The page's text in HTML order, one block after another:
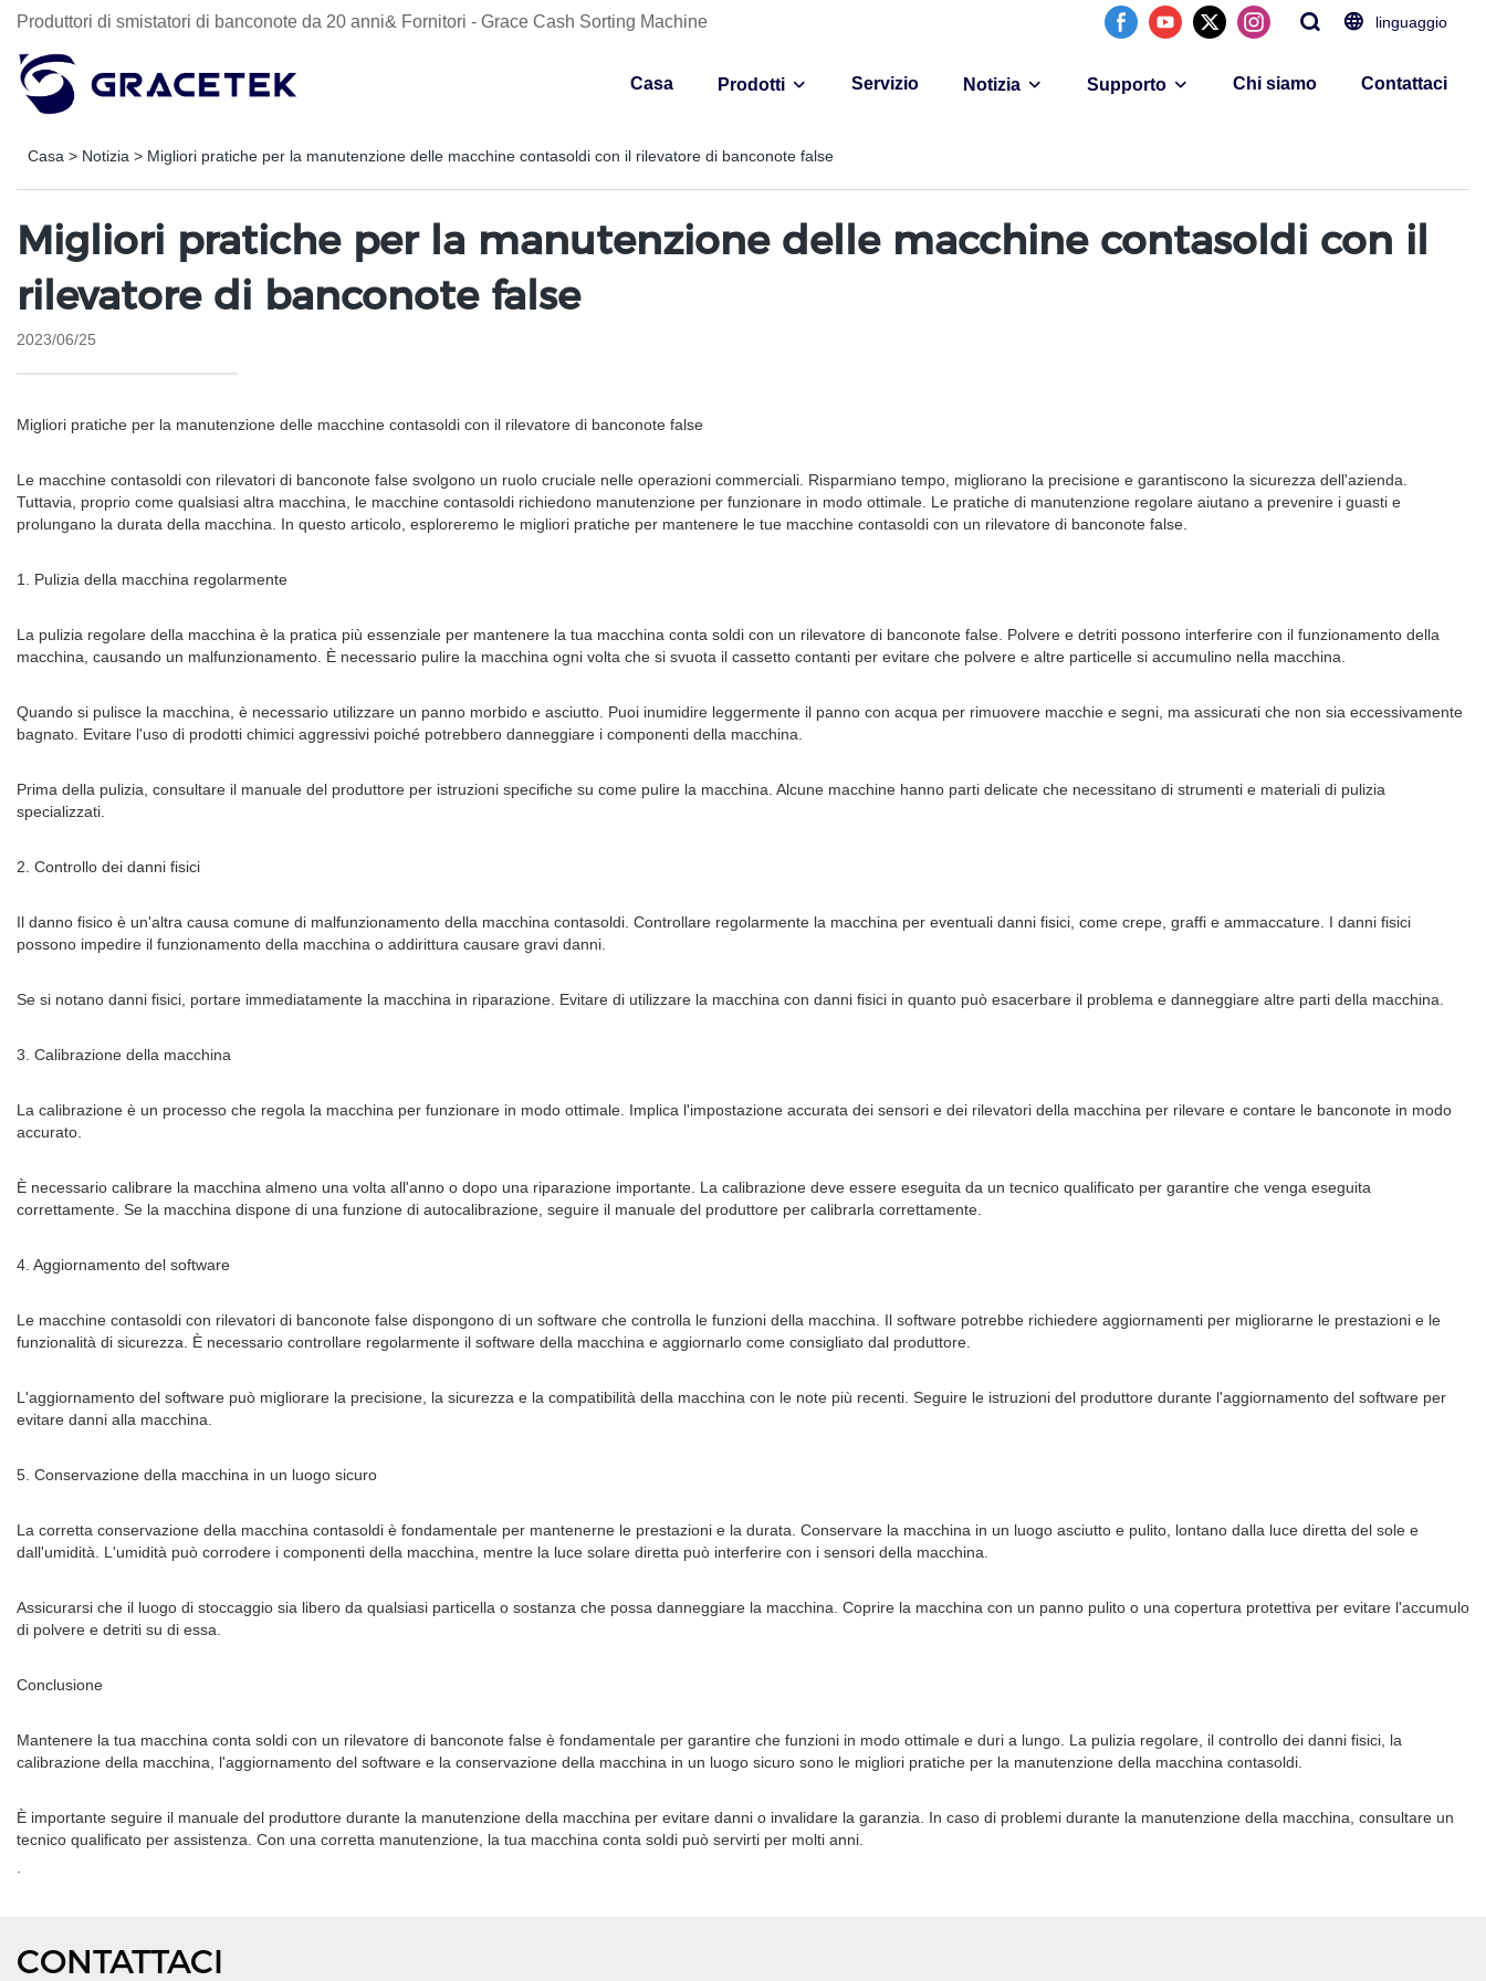
Produttori di smistatori di banconote da 20 anni& Fornitori - Grace Cash Sorting Machine linguaggio
Casa Prodotti Servizio Notizia Supporto Chi siamo Contattaci
Casa > Notizia > Migliori pratiche per la manutenzione delle macchine contasoldi con il rilevatore di banconote false
Migliori pratiche per la manutenzione delle macchine contasoldi con il
rilevatore di banconote false
2023/06/25
Migliori pratiche per la manutenzione delle macchine contasoldi con il rilevatore di banconote false
Le macchine contasoldi con rilevatori di banconote false svolgono un ruolo cruciale nelle operazioni commerciali. Risparmiano tempo, migliorano la precisione e garantiscono la sicurezza dell'azienda.
Tuttavia, proprio come qualsiasi altra macchina, le macchine contasoldi richiedono manutenzione per funzionare in modo ottimale. Le pratiche di manutenzione regolare aiutano a prevenire i guasti e
prolungano la durata della macchina. In questo articolo, esploreremo le migliori pratiche per mantenere le tue macchine contasoldi con un rilevatore di banconote false.
1. Pulizia della macchina regolarmente
La pulizia regolare della macchina è la pratica più essenziale per mantenere la tua macchina conta soldi con un rilevatore di banconote false. Polvere e detriti possono interferire con il funzionamento della
macchina, causando un malfunzionamento. È necessario pulire la macchina ogni volta che si svuota il cassetto contanti per evitare che polvere e altre particelle si accumulino nella macchina.
Quando si pulisce la macchina, è necessario utilizzare un panno morbido e asciutto. Puoi inumidire leggermente il panno con acqua per rimuovere macchie e segni, ma assicurati che non sia eccessivamente
bagnato. Evitare l'uso di prodotti chimici aggressivi poiché potrebbero danneggiare i componenti della macchina.
Prima della pulizia, consultare il manuale del produttore per istruzioni specifiche su come pulire la macchina. Alcune macchine hanno parti delicate che necessitano di strumenti e materiali di pulizia
specializzati.
2. Controllo dei danni fisici
Il danno fisico è un'altra causa comune di malfunzionamento della macchina contasoldi. Controllare regolarmente la macchina per eventuali danni fisici, come crepe, graffi e ammaccature. I danni fisici
possono impedire il funzionamento della macchina o addirittura causare gravi danni.
Se si notano danni fisici, portare immediatamente la macchina in riparazione. Evitare di utilizzare la macchina con danni fisici in quanto può esacerbare il problema e danneggiare altre parti della macchina.
3. Calibrazione della macchina
La calibrazione è un processo che regola la macchina per funzionare in modo ottimale. Implica l'impostazione accurata dei sensori e dei rilevatori della macchina per rilevare e contare le banconote in modo
accurato.
È necessario calibrare la macchina almeno una volta all'anno o dopo una riparazione importante. La calibrazione deve essere eseguita da un tecnico qualificato per garantire che venga eseguita
correttamente. Se la macchina dispone di una funzione di autocalibrazione, seguire il manuale del produttore per calibrarla correttamente.
4. Aggiornamento del software
Le macchine contasoldi con rilevatori di banconote false dispongono di un software che controlla le funzioni della macchina. Il software potrebbe richiedere aggiornamenti per migliorarne le prestazioni e le
funzionalità di sicurezza. È necessario controllare regolarmente il software della macchina e aggiornarlo come consigliato dal produttore.
L'aggiornamento del software può migliorare la precisione, la sicurezza e la compatibilità della macchina con le note più recenti. Seguire le istruzioni del produttore durante l'aggiornamento del software per
evitare danni alla macchina.
5. Conservazione della macchina in un luogo sicuro
La corretta conservazione della macchina contasoldi è fondamentale per mantenerne le prestazioni e la durata. Conservare la macchina in un luogo asciutto e pulito, lontano dalla luce diretta del sole e
dall'umidità. L'umidità può corrodere i componenti della macchina, mentre la luce solare diretta può interferire con i sensori della macchina.
Assicurarsi che il luogo di stoccaggio sia libero da qualsiasi particella o sostanza che possa danneggiare la macchina. Coprire la macchina con un panno pulito o una copertura protettiva per evitare l'accumulo
di polvere e detriti su di essa.
Conclusione
Mantenere la tua macchina conta soldi con un rilevatore di banconote false è fondamentale per garantire che funzioni in modo ottimale e duri a lungo. La pulizia regolare, il controllo dei danni fisici, la
calibrazione della macchina, l'aggiornamento del software e la conservazione della macchina in un luogo sicuro sono le migliori pratiche per la manutenzione della macchina contasoldi.
È importante seguire il manuale del produttore durante la manutenzione della macchina per evitare danni o invalidare la garanzia. In caso di problemi durante la manutenzione della macchina, consultare un
tecnico qualificato per assistenza. Con una corretta manutenzione, la tua macchina conta soldi può servirti per molti anni.
CONTATTACI